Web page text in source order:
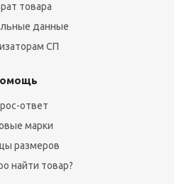
товара
данные
СП
ответ
марки
размеров
найти товар?